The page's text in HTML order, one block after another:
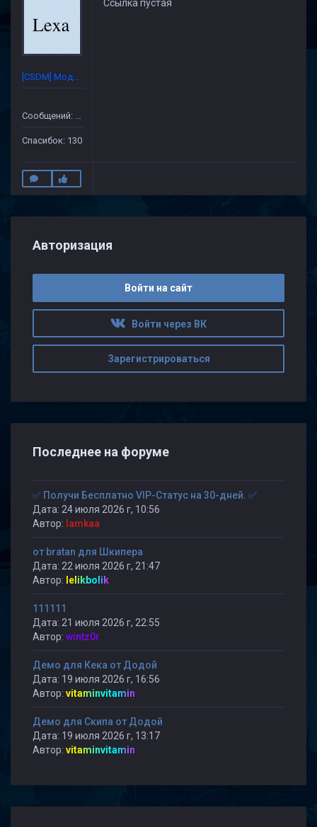
[CSDM] Модератор
Сообщений: 632
Спасибок: 130
Ссылка пустая
Авторизация
Войти на сайт
Войти через ВК
Зарегистрироваться
Последнее на форуме
✅ Получи Бесплатно VIP-Статус на 30-дней. ✅
Дата: 24 июля 2026 г, 10:56
Автор: lamkaa
от bratan для Шкипера
Дата: 22 июля 2026 г, 21:47
Автор: lelikbolik
111111
Дата: 21 июля 2026 г, 22:55
Автор: wintz0r
Демо для Кека от Додой
Дата: 19 июля 2026 г, 16:56
Автор: vitaminvitamin
Демо для Скипа от Додой
Дата: 19 июля 2026 г, 13:17
Автор: vitaminvitamin